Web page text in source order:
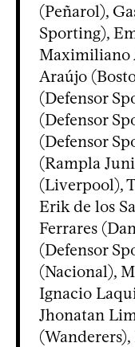
(Peñarol),
Sporting),
Maximiliano
Araújo
(Defensor
(Defensor
(Defensor
(Rampla
(Liverpool),
Erik de los
Ferrares
(Defensor
(Nacional),
Ignacio
Jhonatan